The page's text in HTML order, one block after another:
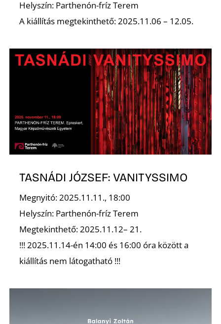
Helyszín: Parthenón-fríz Terem
A kiállítás megtekinthető: 2025.11.06 – 12.05.
TASNÁDI JÓZSEF: VANITYSSIMO
Megnyitó: 2025.11.11., 18:00
Helyszín: Parthenón-fríz Terem
Megtekinthető: 2025.11.12– 21.
!!! 2025.11.14-én 14:00 és 16:00 óra között a
kiállítás nem látogatható !!!